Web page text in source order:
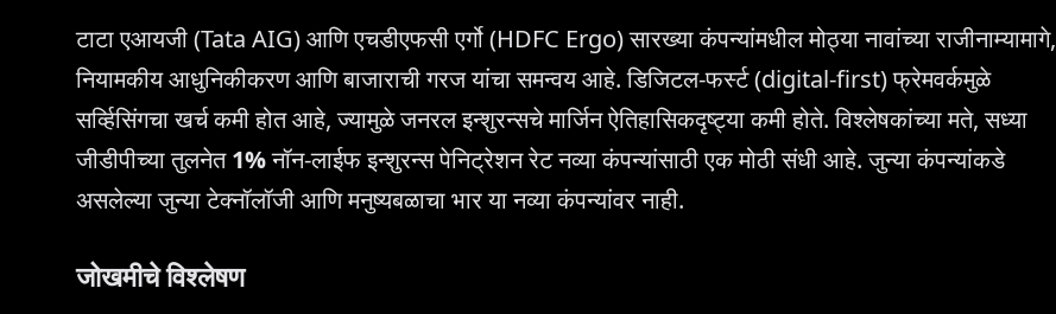
टाटा एआयजी (Tata AIG) आणि एचडीएफसी एर्गो (HDFC Ergo) सारख्या कंपन्यांमधील मोठ्या नावांच्या राजीनाम्यामागे,
नियामकीय आधुनिकीकरण आणि बाजाराची गरज यांचा समन्वय आहे. डिजिटल-फर्स्ट (digital-first) फ्रेमवर्कमुळे
सर्व्हिसिंगचा खर्च कमी होत आहे, ज्यामुळे जनरल इन्शुरन्सचे मार्जिन ऐतिहासिकदृष्ट्या कमी होते. विश्लेषकांच्या मते, सध्या
जीडीपीच्या तुलनेत1%नॉन-लाईफ इन्शुरन्स पेनिट्रेशन रेट नव्या कंपन्यांसाठी एक मोठी संधी आहे. जुन्या कंपन्यांकडे
असलेल्या जुन्या टेक्नॉलॉजी आणि मनुष्यबळाचा भार या नव्या कंपन्यांवर नाही.
जोखमीचे विश्लेषण